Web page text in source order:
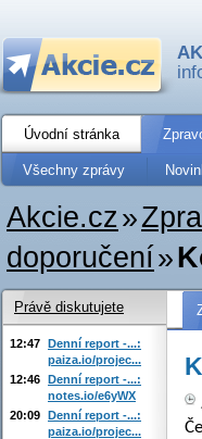
Úvodní stránka
Všechny zprávy
Akcie.cz»
doporučení»
Právě diskutujete
12:47 Denní report -...:
paiza.io/projec...
12:46 Denní report -...:
notes.io/e6yWX
20:09 Denní report -...:
paiza.io/projec...